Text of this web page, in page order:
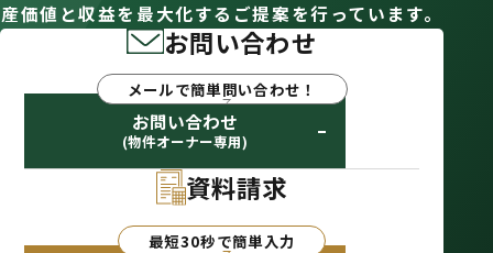
産価値と収益を最大化するご提案を行っています。
お問い合わせ
メールで簡単問い合わせ！
お問い合わせ
(物件オーナー専用)
資料請求
最短30秒で簡単入力